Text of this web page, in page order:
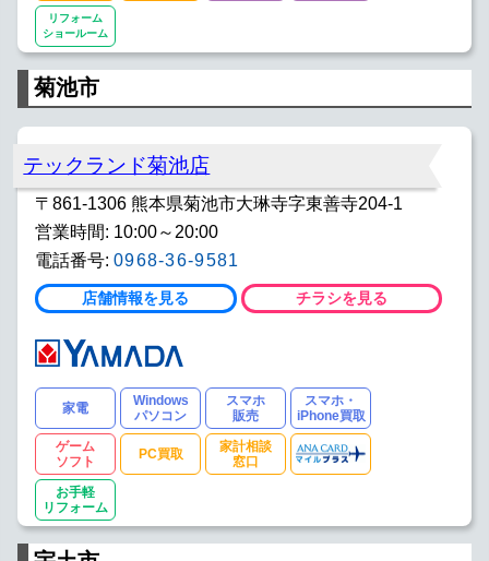
リフォーム
ショールーム
菊池市
テックランド菊池店
〒861-1306 熊本県菊池市大琳寺字東善寺204-1
営業時間: 10:00～20:00
電話番号: 0968-36-9581
店舗情報を見る チラシを見る
家電
Windows
パソコン
スマホ
販売
スマホ・
iPhone買取
ゲーム
ソフト
PC買取
家計相談
窓口
お手軽
リフォーム